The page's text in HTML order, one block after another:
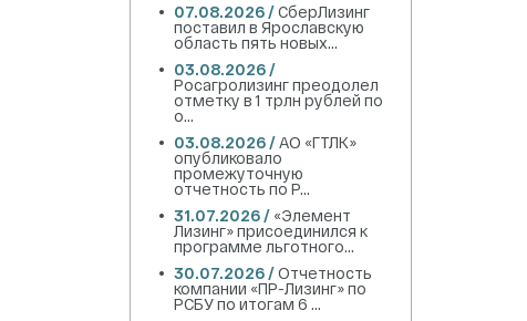
07.08.2026 /СберЛизинг
поставил в Ярославскую
область пять новых...
03.08.2026 /
Росагролизинг преодолел
отметку в 1 трлн рублей по
о...
03.08.2026 /АО «ГТЛК»
опубликовало
промежуточную
отчетность по Р...
31.07.2026 / «Элемент
Лизинг» присоединился к
программе льготного...
30.07.2026 /Отчетность
компании «ПР-Лизинг» по
РСБУ по итогам 6 ...